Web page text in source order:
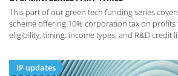
This part of our green tech funding series
scheme offering 10% corporation tax on profits
eligibility, timing, income types, and R&D credit
IP updates